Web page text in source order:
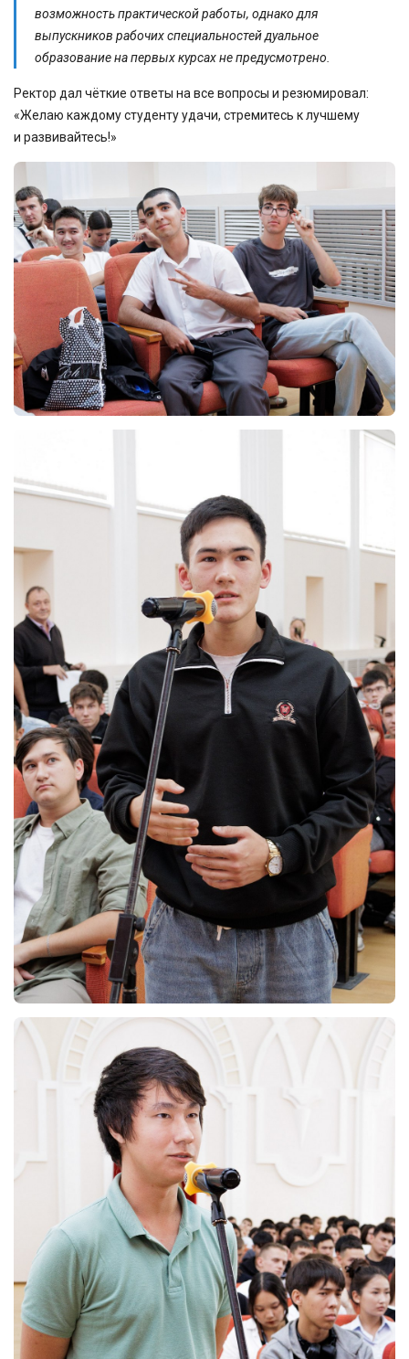
возможность практической работы, однако для
выпускников рабочих специальностей дуальное
образование на первых курсах не предусмотрено.
Ректор дал чёткие ответы на все вопросы и резюмировал:
«Желаю каждому студенту удачи, стремитесь к лучшему
и развивайтесь!»